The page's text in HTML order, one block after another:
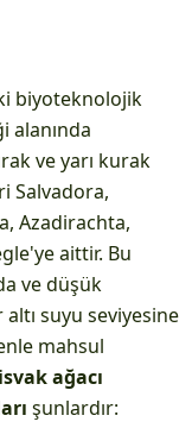
biyoteknolojik
alanında
ve yarı kurak
Salvadora,
Azadirachta,
aittir. Bu
ve düşük
suyu seviyesine
mahsul
ağacı
şunlardır: